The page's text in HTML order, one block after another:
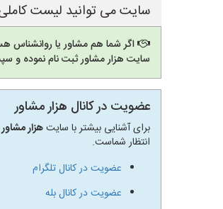
سایت می توانید لیست
اگر شما هم مشاور یا روانشناس
سایت هزار مشاور ثبت نام نموده و
عضویت در کانال هزار مشاور
برای آشنایی بیشتر با سایتهزار مشاور
انتظار شماست.
عضویت در کانال تلگرام
عضویت در کانال بله